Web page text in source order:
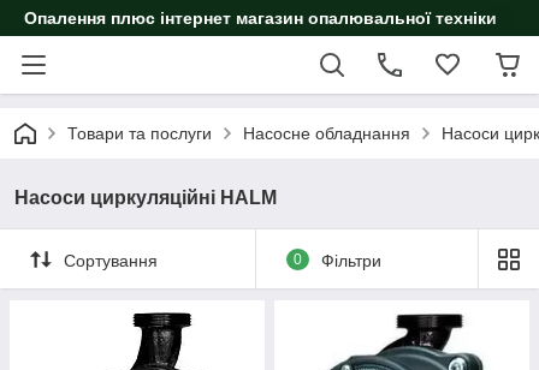
Опалення плюс інтернет магазин опалювальної техніки
Товари та послуги Насосне обладнання Насоси
Насоси циркуляційні HALM
Сортування 0 Фільтри